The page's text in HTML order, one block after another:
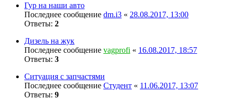
Гур на наши авто
Последнее сообщение dm.i3 « 28.08.2017, 13:00
Ответы: 2
Дизель на жук
Последнее сообщение vagprofi « 16.08.2017, 18:57
Ответы: 3
Ситуация с запчастями
Последнее сообщение Студент « 11.06.2017, 13:07
Ответы: 9